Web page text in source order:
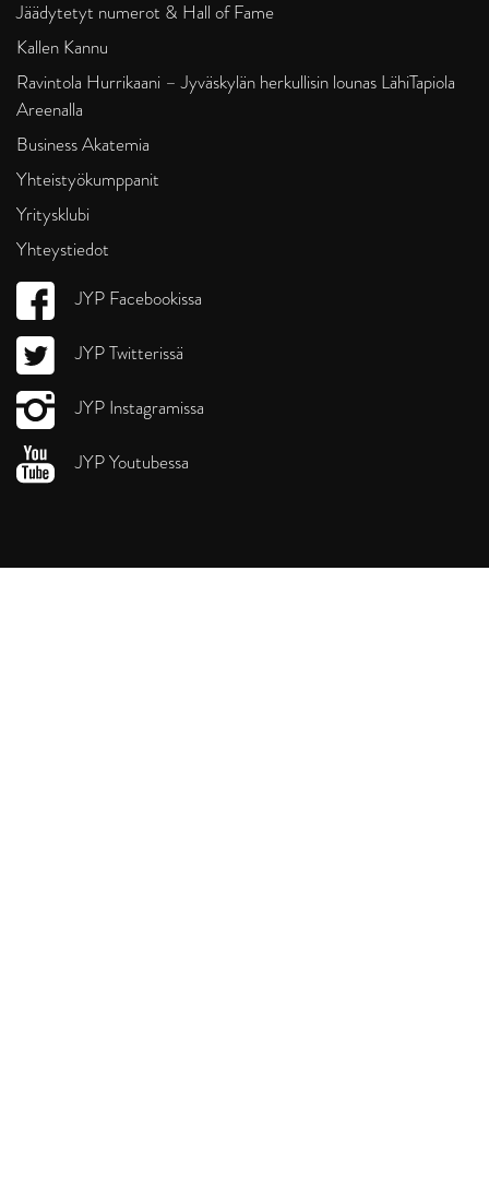
Jäädytetyt numerot & Hall of Fame
Kallen Kannu
Ravintola Hurrikaani – Jyväskylän herkullisin lounas LähiTapiola
Areenalla
Business Akatemia
Yhteistyökumppanit
Yritysklubi
Yhteystiedot
JYP Facebookissa
JYP Twitterissä
JYP Instagramissa
JYP Youtubessa